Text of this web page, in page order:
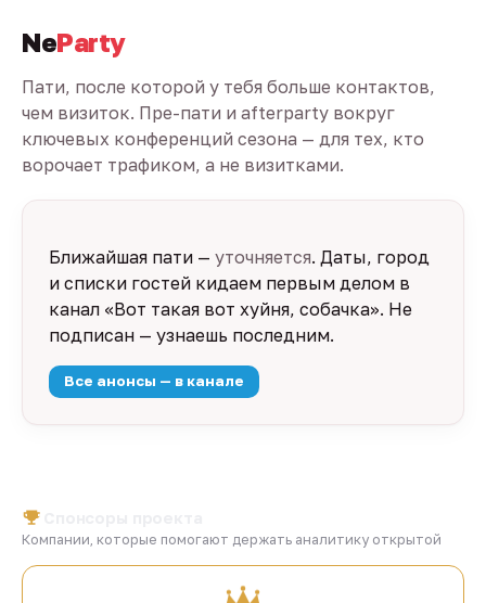
NeParty
Пати, после которой у тебя больше контактов,
чем визиток. Пре-пати и afterparty вокруг
ключевых конференций сезона — для тех, кто
ворочает трафиком, а не визитками.
Ближайшая пати — уточняется. Даты, город
и списки гостей кидаем первым делом в
канал «Вот такая вот хуйня, собачка». Не
подписан — узнаешь последним.
Все анонсы — в канале
Компании, которые помогают держать аналитику открытой